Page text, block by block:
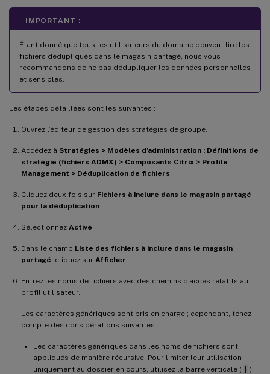
IMPORTANT :
Étant donné que tous les utilisateurs du domaine peuvent lire les
fichiers dédupliqués dans le magasin partagé, nous vous
recommandons de ne pas dédupliquer les données personnelles
et sensibles.
Les étapes détaillées sont les suivantes :
Ouvrez l’éditeur de gestion des stratégies de groupe.
Accédez à Stratégies > Modèles d’administration : Définitions de
stratégie (fichiers ADMX) > Composants Citrix > Profile
Management > Déduplication de fichiers
Cliquez deux fois sur Fichiers à inclure dans le magasin partagé
pour la déduplication
Sélectionnez Activé
Dans le champ Liste des fichiers à inclure dans le magasin
partagé , cliquez sur Afficher
Entrez les noms de fichiers avec des chemins d’accès relatifs au
profil utilisateur.
Les caractères génériques sont pris en charge ; cependant, tenez
compte des considérations suivantes :
Les caractères génériques dans les noms de fichiers sont
appliqués de manière récursive. Pour limiter leur utilisation
uniquement au dossier en cours, utilisez la barre verticale (
).